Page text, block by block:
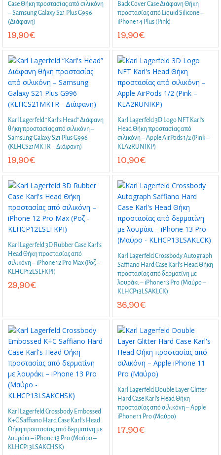
Case Θήκη προστασίας από σιλικόνη
– Samsung Galaxy S21 Plus G996
(Διάφανη)
19,90€
Back Cover Case Διάφανη Θήκη
προστασίας από Liquid Silicone –
iPhone 14 Plus (Pink)
19,90€
Karl Lagerfeld “Karl’s Head” Διάφανη
θήκη προστασίας από σιλικόνη –
Samsung Galaxy S21 Plus G996
(KLHCS21MKTR – Διάφανη)
19,90€
Karl Lagerfeld 3D Logo NFT Karl’s
Head Θήκη προστασίας από
σιλικόνη – Apple AirPods 1/2 (Pink –
KLA2RUNIKP)
10,90€
Karl Lagerfeld 3D Rubber Case Karl’s
Head Θήκη προστασίας από
σιλικόνη – iPhone 12 Pro Max (Ροζ –
KLHCP12LSLFKPI)
29,90€
Karl Lagerfeld Crossbody Autograph
Saffiano Hard Case Karl’s Head Θήκη
προστασίας από δερματίνη με
λουράκι – iPhone 13 Pro (Μαύρο –
KLHCP13LSAKLCK)
36,90€
Karl Lagerfeld Crossbody Embossed
K+C Saffiano Hard Case Karl’s Head
Θήκη προστασίας από δερματίνη με
λουράκι – iPhone 13 Pro (Μαύρο –
KLHCP13LSAKCHSK)
Karl Lagerfeld Double Layer Glitter
Hard Case Karl’s Head Θήκη
προστασίας από σιλικόνη – Apple
iPhone 11 Pro (Μαύρο)
17,90€